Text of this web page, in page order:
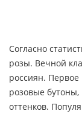
Согласно
розы. Вечной
россиян.
розовые бутоны,
оттенков.